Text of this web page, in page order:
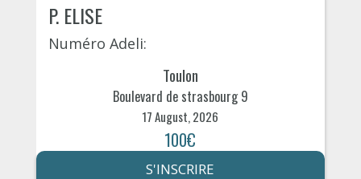
P. ELISE
Numéro Adeli:
Toulon
Boulevard de strasbourg 9
17 August, 2026
100€
S'INSCRIRE